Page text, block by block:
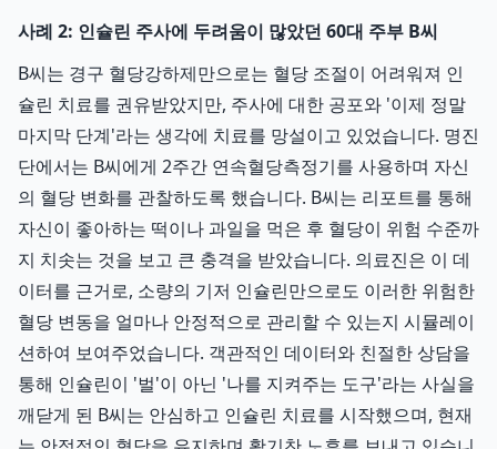
사례 2: 인슐린 주사에 두려움이 많았던 60대 주부 B씨
B씨는 경구 혈당강하제만으로는 혈당 조절이 어려워져 인
슐린 치료를 권유받았지만, 주사에 대한 공포와 '이제 정말
마지막 단계'라는 생각에 치료를 망설이고 있었습니다. 명진
단에서는 B씨에게 2주간 연속혈당측정기를 사용하며 자신
의 혈당 변화를 관찰하도록 했습니다. B씨는 리포트를 통해
자신이 좋아하는 떡이나 과일을 먹은 후 혈당이 위험 수준까
지 치솟는 것을 보고 큰 충격을 받았습니다. 의료진은 이 데
이터를 근거로, 소량의 기저 인슐린만으로도 이러한 위험한
혈당 변동을 얼마나 안정적으로 관리할 수 있는지 시뮬레이
션하여 보여주었습니다. 객관적인 데이터와 친절한 상담을
통해 인슐린이 '벌'이 아닌 '나를 지켜주는 도구'라는 사실을
깨닫게 된 B씨는 안심하고 인슐린 치료를 시작했으며, 현재